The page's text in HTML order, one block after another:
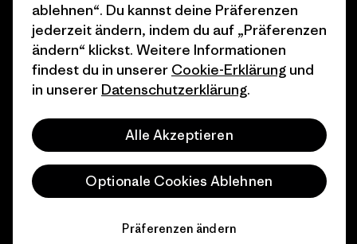
© 2026 Patagonia, Inc. All Rights Reserved.
Deutsch
ablehnen“. Du kannst deine Präferenzen
jederzeit ändern, indem du auf „Präferenzen
ändern“ klickst. Weitere Informationen
findest du in unserer Cookie-Erklärung und
in unserer Datenschutzerklärung.
Alle Akzeptieren
Optionale Cookies Ablehnen
Präferenzen ändern